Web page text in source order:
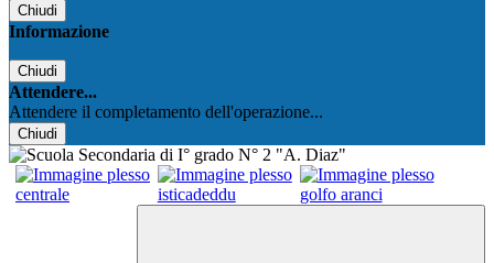
Chiudi
Informazione
Chiudi
Attendere...
Attendere il completamento dell'operazione...
Chiudi